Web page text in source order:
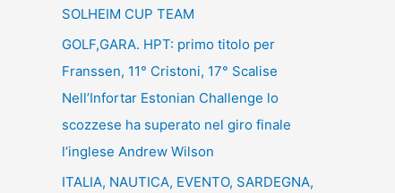
SOLHEIM CUP TEAM
GOLF,GARA. HPT: primo titolo per
Franssen, 11° Cristoni, 17° Scalise
Nell’Infortar Estonian Challenge lo
scozzese ha superato nel giro finale
l’inglese Andrew Wilson
ITALIA, NAUTICA, EVENTO, SARDEGNA,